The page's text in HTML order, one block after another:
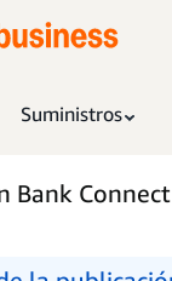
Suministros
Bank